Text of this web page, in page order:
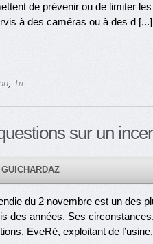
de prévenir ou de limiter
à des caméras ou à des d [...]
, Tri
sur un
du 2 novembre est un des
des années. Ses
EveRé, exploitant de